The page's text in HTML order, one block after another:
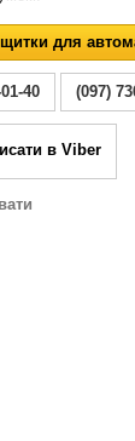
для
40 (097)
в Viber